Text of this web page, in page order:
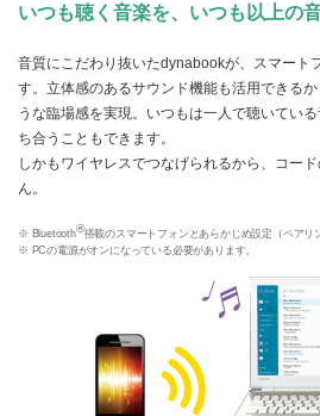
いつも聴く音楽を、いつも以上の音
音質にこだわり抜いたdynabookが、スマート
す。立体感のあるサウンド機能も活用できる
うな臨場感を実現。いつもは一人で聴いてい
ち合うこともできます。
しかもワイヤレスでつなげられるから、コー
ん。
※ Bluetooth®搭載のスマートフォンとあらかじめ設定（ペアリ
※ PCの電源がオンになっている必要があります。